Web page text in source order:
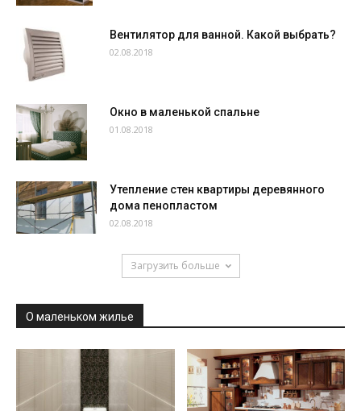
Вентилятор для ванной. Какой выбрать?
02.08.2018
Окно в маленькой спальне
01.08.2018
Утепление стен квартиры деревянного
дома пенопластом
02.08.2018
Загрузить больше
О маленьком жилье